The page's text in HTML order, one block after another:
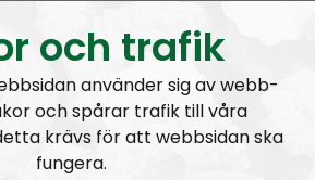
Nordic Frontier
is an English speaking podcast
to the gloriousRadio
is to spread our political message
och trafik
använder sig av webb-
och spårar trafik till våra
krävs för att webbsidan ska
fungera.